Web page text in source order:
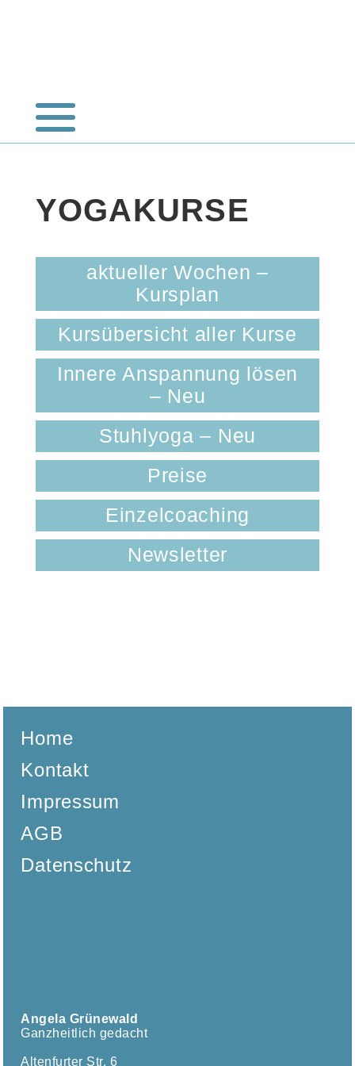
YOGAKURSE
aktueller Wochen –
Kursplan
Kursübersicht aller Kurse
Innere Anspannung lösen
– Neu
Stuhlyoga – Neu
Preise
Einzelcoaching
Newsletter
Home
Kontakt
Impressum
AGB
Datenschutz
Angela Grünewald
Ganzheitlich gedacht
Altenfurter Str. 6